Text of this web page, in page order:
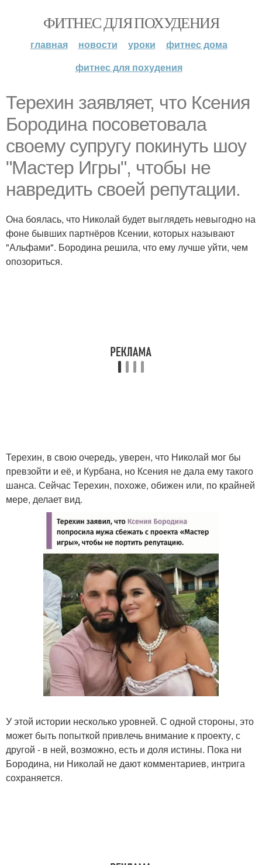
ФИТНЕС ДЛЯ ПОХУДЕНИЯ
главная новости уроки
фитнес дома
фитнес для похудения
Терехин заявляет, что Ксения
Бородина посоветовала
своему супругу покинуть шоу
"Мастер Игры", чтобы не
навредить своей репутации.
Она боялась, что Николай будет выглядеть невыгодно на
фоне бывших партнёров Ксении, которых называют
"Альфами". Бородина решила, что ему лучше уйти, чем
опозориться.
Терехин, в свою очередь, уверен, что Николай мог бы
превзойти и её, и Курбана, но Ксения не дала ему такого
шанса. Сейчас Терехин, похоже, обижен или, по крайней
мере, делает вид.
У этой истории несколько уровней. С одной стороны, это
может быть попыткой привлечь внимание к проекту, с
другой - в ней, возможно, есть и доля истины. Пока ни
Бородина, ни Николай не дают комментариев, интрига
сохраняется.